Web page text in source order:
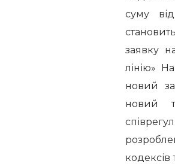
суму від
заявку
лінію»
новий
новий